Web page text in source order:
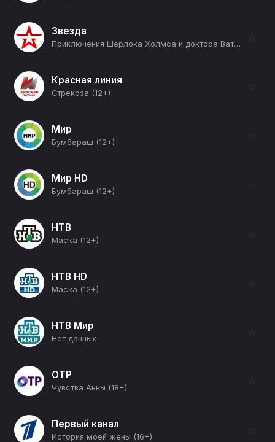
Звезда
Приключения Шерлока Холмса и доктора Ватсона (Кровавая надпись) (12+)
☆
Красная линия
Стрекоза (12+)
☆
Мир
Бумбараш (12+)
☆
Мир HD
Бумбараш (12+)
☆
НТВ
Маска (12+)
☆
НТВ HD
Маска (12+)
☆
НТВ Мир
Нет данных
☆
ОТР
Чувства Анны (18+)
☆
Первый канал
История моей жены (16+)
☆